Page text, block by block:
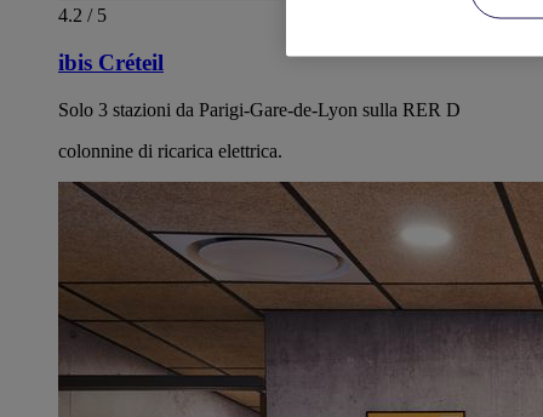
4.2 / 5
ibis Créteil
Solo 3 stazioni da Parigi-Gare-de-Lyon sulla RER D
colonnine di ricarica elettrica.